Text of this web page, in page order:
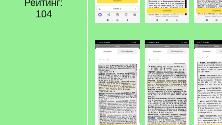
Рейтинг:
104